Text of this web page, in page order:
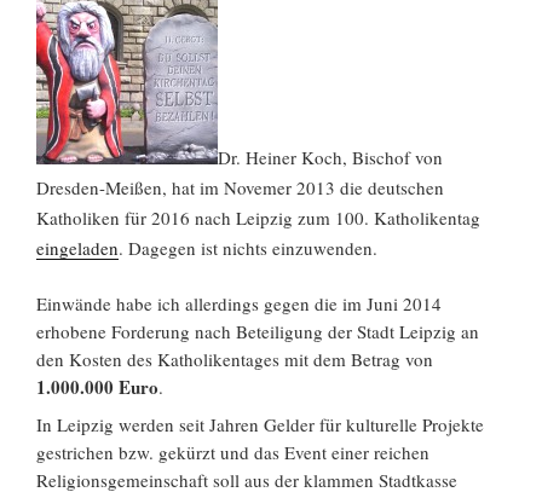
Dr. Heiner Koch, Bischof von
Dresden-Meißen, hat im Novemer 2013 die deutschen
Katholiken für 2016 nach Leipzig zum 100. Katholikentag
eingeladen. Dagegen ist nichts einzuwenden.
Einwände habe ich allerdings gegen die im Juni 2014
erhobene Forderung nach Beteiligung der Stadt Leipzig an
den Kosten des Katholikentages mit dem Betrag von
1.000.000 Euro.
In Leipzig werden seit Jahren Gelder für kulturelle Projekte
gestrichen bzw. gekürzt und das Event einer reichen
Religionsgemeinschaft soll aus der klammen Stadtkasse